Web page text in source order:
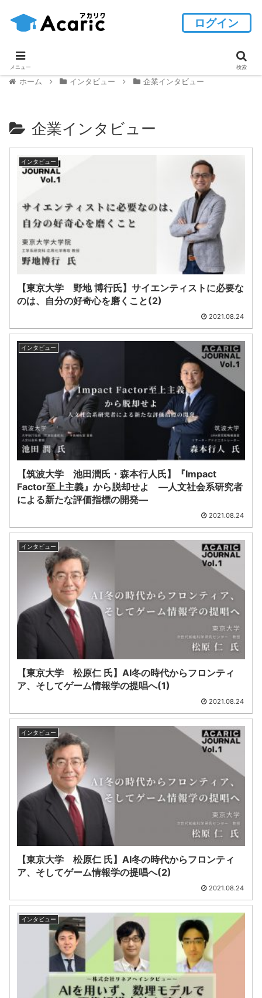
ホーム インタビュー 企業インタビュー
企業インタビュー
インタビュー
【東京大学 野地 博行氏】サイエンティストに必要な
のは、自分の好奇心を磨くこと(2)
2021.08.24
インタビュー
【筑波大学 池田潤氏・森本行人氏】『Impact
Factor至上主義』から脱却せよ ―人文社会系研究者
による新たな評価指標の開発―
2021.08.24
インタビュー
【東京大学 松原仁 氏】AI冬の時代からフロンティ
ア、そしてゲーム情報学の提唱へ(1)
2021.08.24
インタビュー
【東京大学 松原仁 氏】AI冬の時代からフロンティ
ア、そしてゲーム情報学の提唱へ(2)
2021.08.24
インタビュー
ログイン
メニュー 検索